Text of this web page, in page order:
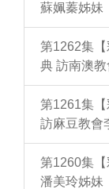
蘇姵蓁姊妹
第1262集
典 訪南澳
第1261集
訪麻豆教會
第1260集
潘美玲姊妹